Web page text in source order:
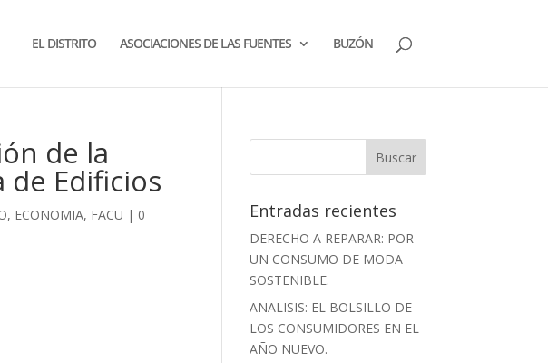
EL DISTRITO ASOCIACIONES DE LAS FUENTES BUZÓN
de la
de Edificios
, ECONOMIA, FACU | 0
Entradas recientes
DERECHO A REPARAR: POR
UN CONSUMO DE MODA
SOSTENIBLE.
ANALISIS: EL BOLSILLO DE
LOS CONSUMIDORES EN EL
AÑO NUEVO.